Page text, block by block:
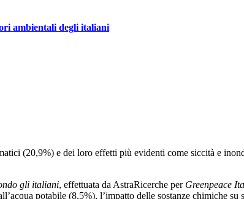
ambientali degli italiani
(20,9%) e dei loro effetti più evidenti come siccità e
gli italiani, effettuata da AstraRicerche per Greenpeace
potabile (8,5%), l’impatto delle sostanze chimiche